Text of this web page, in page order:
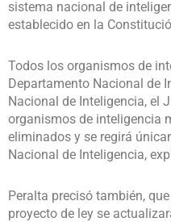
sistema nacional de
establecido en la
Todos los organismos de
Departamento Nacional de
Nacional de Inteligencia, el
organismos de inteligencia
eliminados y se regirá
Nacional de Inteligencia,
Peralta precisó también,
proyecto de ley se